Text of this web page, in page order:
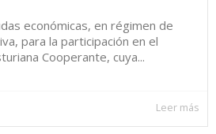
económicas, en régimen de
para la participación en el
Cooperante, cuya...
Leer más